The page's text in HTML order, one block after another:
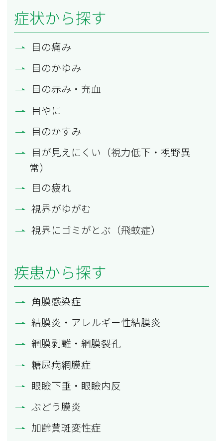
症状から探す
目の痛み
目のかゆみ
目の赤み・充血
目やに
目のかすみ
目が見えにくい（視力低下・視野異
常）
目の疲れ
視界がゆがむ
視界にゴミがとぶ（飛蚊症）
疾患から探す
角膜感染症
結膜炎・アレルギー性結膜炎
網膜剥離・網膜裂孔
糖尿病網膜症
眼瞼下垂・眼瞼内反
ぶどう膜炎
加齢黄斑変性症